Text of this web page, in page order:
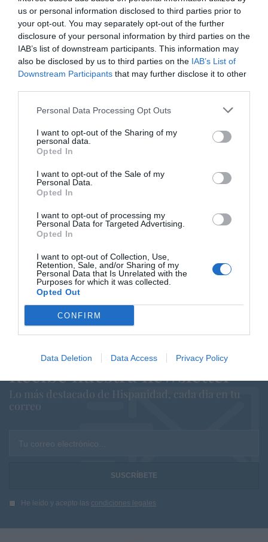
us or personal information disclosed to third parties prior to
your opt-out. You may separately opt-out of the further
disclosure of your personal information by third parties on the
IAB’s list of downstream participants. This information may
also be disclosed by us to third parties on the IAB’s List of
Downstream Participants that may further disclose it to other
Personal Data Processing Opt Outs
I want to opt-out of the Sharing of my
personal data.
Opted In
I want to opt-out of the Sale of my
Personal Data.
Opted In
I want to opt-out of processing my
Personal Data for Targeted Advertising.
Opted In
I want to opt-out of Collection, Use,
Retention, Sale, and/or Sharing of my
Personal Data that Is Unrelated with the
Purposes for which it was collected.
Opted Out
CONFIRM
Data Deletion Data Access Privacy Policy
Cristina Martín 06/08/26 12:41
INTERNACIONAL
Colombia. De la Espriella toma posesión
como presidente, entre amenazas terroristas
del ELN y el sabotaje de la Izquierda
Vox pide devolver a los hijos con sus padres...
y es fascista...el PNV opina lo mismo... y es
progresista
Redacción
ECONOMÍA
Siemens baja en bolsa, pese a que vuelve a
Cristina Martín 06/08/26 15:12
“Sánchez es un sinvergüenza que ha
abandonado a su país, porque Ceuta es
España. Tenemos un Gobierno en
connivencia con Marruecos”: acusa una ceutí
Hispanidad 06/08/26 11:30
Recibe nuestra newsletter
Lo más destacado de Hispanidad, cada dia en tu
correo
Tu correo electrónico...
He leído y acepto las condiciones legales